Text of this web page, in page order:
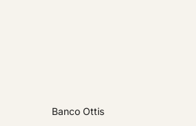
Banco Ottis